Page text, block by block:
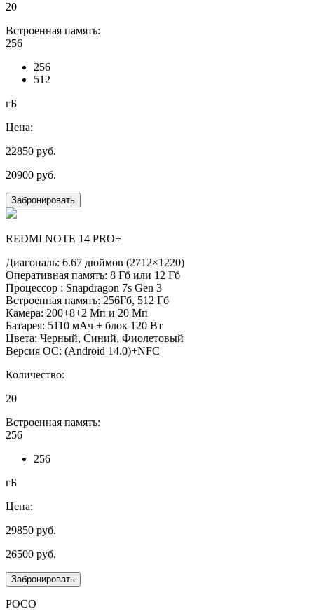
20
Встроенная память:
256
256
512
гБ
Цена:
22850 руб.
20900 руб.
Забронировать
REDMI NOTE 14 PRO+
Диагональ: 6.67 дюймов (2712×1220)
Оперативная память: 8 Гб или 12 Гб
Процессор : Snapdragon 7s Gen 3
Встроенная память: 256Гб, 512 Гб
Камера: 200+8+2 Мп и 20 Мп
Батарея: 5110 мАч + блок 120 Вт
Цвета: Черный, Синий, Фиолетовый
Версия ОС: (Android 14.0)+NFC
Количество:
20
Встроенная память:
256
256
гБ
Цена:
29850 руб.
26500 руб.
Забронировать
POCO